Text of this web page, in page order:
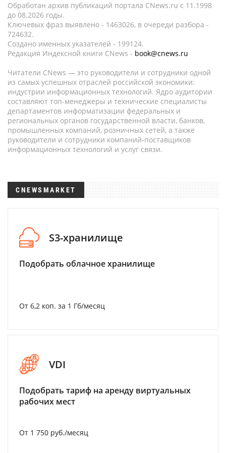
Обработан архив публикаций портала CNews.ru c 11.1998
до 08.2026 годы.
Ключевых фраз выявлено - 1463026, в очереди разбора -
724632.
Создано именных указателей - 199124.
Редакция Индексной книги CNews - book@cnews.ru
Читатели CNews — это руководители и сотрудники одной
из самых успешных отраслей российской экономики:
индустрии информационных технологий. Ядро аудитории
составляют топ-менеджеры и технические специалисты
департаментов информатизации федеральных и
региональных органов государственной власти, банков,
промышленных компаний, розничных сетей, а также
руководители и сотрудники компаний-поставщиков
информационных технологий и услуг связи.
CNEWSMARKET
S3-хранилище
Подобрать облачное хранилище
От 6,2 коп. за 1 Гб/месяц
VDI
Подобрать тариф на аренду виртуальных
рабочих мест
От 1 750 руб./месяц